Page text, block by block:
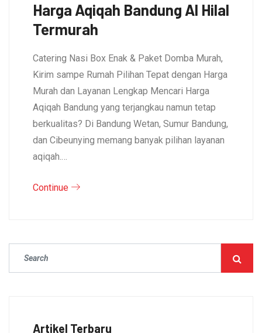
Harga Aqiqah Bandung Al Hilal
Termurah
Catering Nasi Box Enak & Paket Domba Murah,
Kirim sampe Rumah Pilihan Tepat dengan Harga
Murah dan Layanan Lengkap Mencari Harga
Aqiqah Bandung yang terjangkau namun tetap
berkualitas? Di Bandung Wetan, Sumur Bandung,
dan Cibeunying memang banyak pilihan layanan
aqiqah.…
Continue
Artikel Terbaru